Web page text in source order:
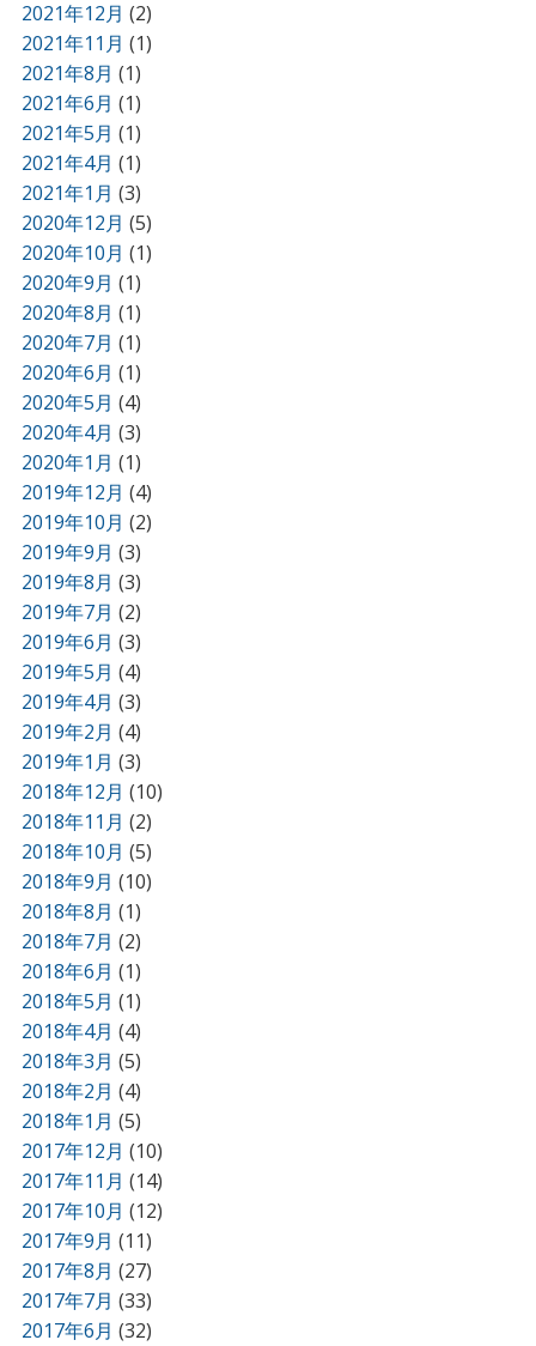
2021年12月 (2)
2021年11月 (1)
2021年8月 (1)
2021年6月 (1)
2021年5月 (1)
2021年4月 (1)
2021年1月 (3)
2020年12月 (5)
2020年10月 (1)
2020年9月 (1)
2020年8月 (1)
2020年7月 (1)
2020年6月 (1)
2020年5月 (4)
2020年4月 (3)
2020年1月 (1)
2019年12月 (4)
2019年10月 (2)
2019年9月 (3)
2019年8月 (3)
2019年7月 (2)
2019年6月 (3)
2019年5月 (4)
2019年4月 (3)
2019年2月 (4)
2019年1月 (3)
2018年12月 (10)
2018年11月 (2)
2018年10月 (5)
2018年9月 (10)
2018年8月 (1)
2018年7月 (2)
2018年6月 (1)
2018年5月 (1)
2018年4月 (4)
2018年3月 (5)
2018年2月 (4)
2018年1月 (5)
2017年12月 (10)
2017年11月 (14)
2017年10月 (12)
2017年9月 (11)
2017年8月 (27)
2017年7月 (33)
2017年6月 (32)